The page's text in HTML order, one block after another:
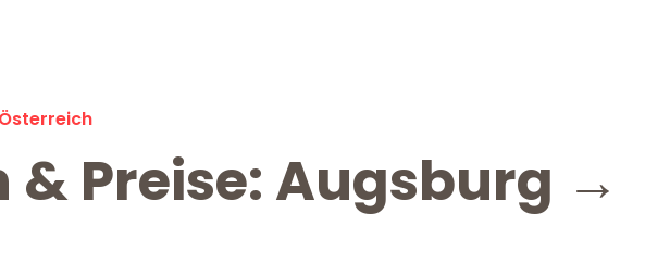
& Preise: Augsburg →